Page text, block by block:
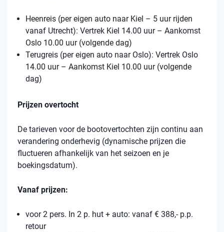
Heenreis (per eigen auto naar Kiel – 5 uur rijden
vanaf Utrecht): Vertrek Kiel 14.00 uur – Aankomst
Oslo 10.00 uur (volgende dag)
Terugreis (per eigen auto naar Oslo): Vertrek Oslo
14.00 uur – Aankomst Kiel 10.00 uur (volgende
dag)
Prijzen overtocht
De tarieven voor de bootovertochten zijn continu aan
verandering onderhevig (dynamische prijzen die
fluctueren afhankelijk van het seizoen en je
boekingsdatum).
Vanaf prijzen:
voor 2 pers. In 2 p. hut + auto: vanaf € 388,- p.p.
retour